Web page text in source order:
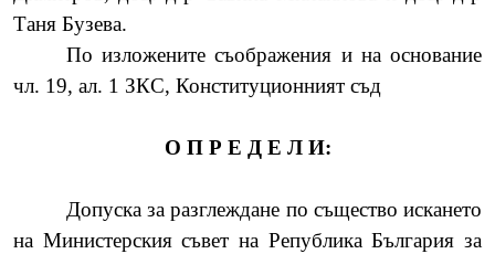
Таня Бузева.
По изложените съображения и на основание
чл. 19, ал. 1 ЗКС, Конституционният съд
О П Р Е Д Е Л И:
Допуска за разглеждане по същество искането
на Министерския съвет на Република България за